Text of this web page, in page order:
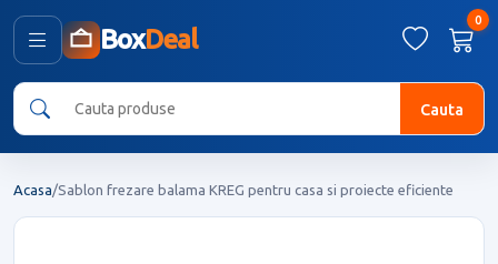
BoxDeal
0
Cauta
Acasa/Sablon frezare balama KREG pentru casa si proiecte eficiente